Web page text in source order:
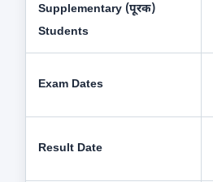
Supplementary (पूरक)
Students
Exam Dates
Result Date